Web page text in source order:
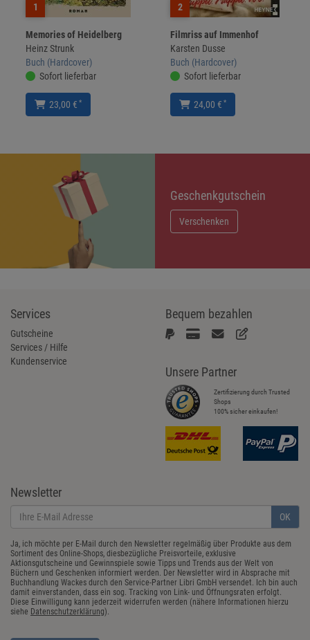
1
Memories of Heidelberg
Heinz Strunk
Buch (Hardcover)
Sofort lieferbar
23,00 € *
2
Filmriss auf Immenhof
Karsten Dusse
Buch (Hardcover)
Sofort lieferbar
24,00 € *
Geschenkgutschein
Verschenken
Services
Gutscheine
Services / Hilfe
Kundenservice
Bequem bezahlen
Unsere Partner
Zertifizierung durch Trusted
Shops
100% sicher einkaufen!
Newsletter
OK
Ja, ich möchte per E-Mail durch den Newsletter regelmäßig über Produkte aus dem
Sortiment des Online-Shops, diesbezügliche Preisvorteile, exklusive
Aktionsgutscheine und Gewinnspiele sowie Tipps und Trends aus der Welt von
Büchern und Geschenken informiert werden. Der Newsletter wird in Absprache mit
Buchhandlung Wackes durch den Service-Partner Libri GmbH versendet. Ich bin auch
damit einverstanden, dass ein sog. Tracking von Link- und Öffnungsraten erfolgt.
Diese Einwilligung kann jederzeit widerrufen werden (nähere Informationen hierzu
siehe Datenschutzerklärung).